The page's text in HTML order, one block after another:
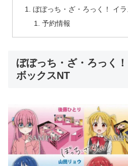
ぼぼっち・ざ・ろっく！ イ
予約情報
ぼぼっち・ざ・ろっく
ボックスNT